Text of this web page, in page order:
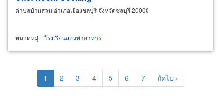
ตำบลบ้านสวน อำเภอเมืองชลบุรี จังหวัดชลบุรี 20000
หมวดหมู่ :โรงเรียนสอนทำอาหาร
Pagination
Current
page
1 Page
2 Page
3 Page
4 Page
5 Page
6 Page
7
Next
page
ถัดไป ›